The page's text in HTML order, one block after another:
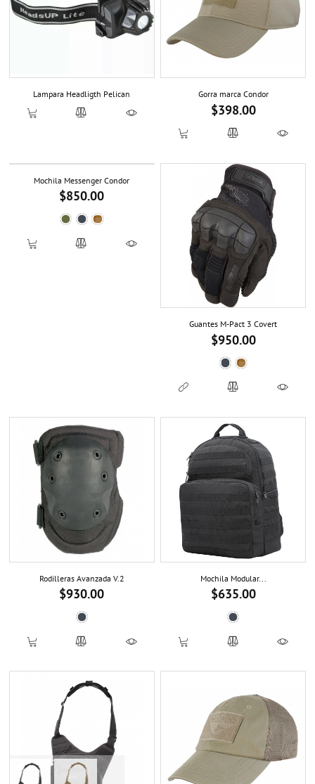
Lampara Headligth Pelican
Gorra marca Condor
Precio
$398.00
Mochila Messenger Condor
Precio
$850.00
Verde OD
BlackCoyote TAN
Guantes M-Pact 3 Covert
Precio
$950.00
BlackCoyote
Rodilleras Avanzada V.2
Precio
$930.00
Black
Mochila Modular...
Precio
$635.00
Negro